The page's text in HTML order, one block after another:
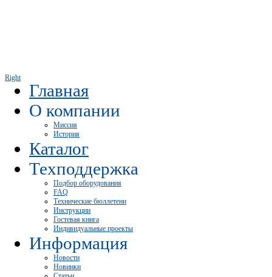
Right
Главная
О компании
Миссия
История
Каталог
Техподдержка
Подбор оборудования
FAQ
Технические бюллетени
Инструкции
Гостевая книга
Индивидуальные проекты
Информация
Новости
Новинки